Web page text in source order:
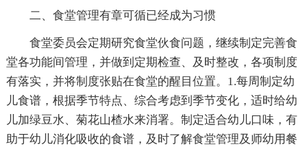
二、食堂管理有章可循已经成为习惯
食堂委员会定期研究食堂伙食问题，继续制定完善食
堂各功能间管理，并做到定期检查、及时整改，各项制度
有落实，并将制度张贴在食堂的醒目位置。1.每周制定幼
儿食谱，根据季节特点、综合考虑到季节变化，适时给幼
儿加绿豆水、菊花山楂水来消署。制定适合幼儿口味，有
助于幼儿消化吸收的食谱，及时了解食堂管理及师幼用餐